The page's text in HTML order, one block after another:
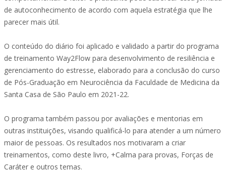
de autoconhecimento de acordo com aquela estratégia que lhe
parecer mais útil.
O conteúdo do diário foi aplicado e validado a partir do programa
de treinamento Way2Flow para desenvolvimento de resiliência e
gerenciamento do estresse, elaborado para a conclusão do curso
de Pós-Graduação em Neurociência da Faculdade de Medicina da
Santa Casa de São Paulo em 2021-22.
O programa também passou por avaliações e mentorias em
outras instituições, visando qualificá-lo para atender a um número
maior de pessoas. Os resultados nos motivaram a criar
treinamentos, como deste livro, +Calma para provas, Forças de
Caráter e outros temas.